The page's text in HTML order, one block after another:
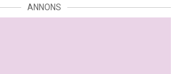
ANNONS